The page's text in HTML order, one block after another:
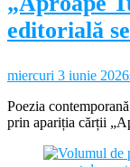
editorială
miercuri 3 iunie 2026
Poezia
prin apariția cărții